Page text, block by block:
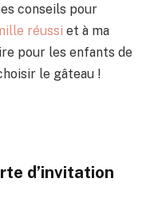
conseils pour
réussi et à ma
pour les enfants de
le gâteau !
d’invitation